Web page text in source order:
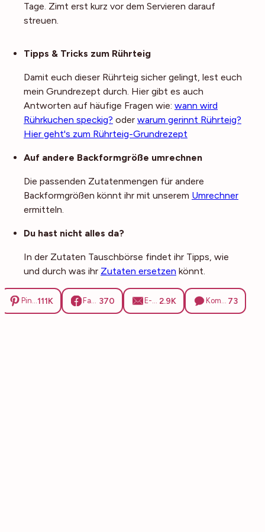
Tage. Zimt erst kurz vor dem Servieren darauf
streuen.
Tipps & Tricks zum Rührteig
Damit euch dieser Rührteig sicher gelingt, lest euch
mein Grundrezept durch. Hier gibt es auch
Antworten auf häufige Fragen wie: wann wird
Rührkuchen speckig? oder warum gerinnt Rührteig?
Hier geht's zum Rührteig-Grundrezept
Auf andere Backformgröße umrechnen
Die passenden Zutatenmengen für andere
Backformgrößen könnt ihr mit unserem Umrechner
ermitteln.
Du hast nicht alles da?
In der Zutaten Tauschbörse findet ihr Tipps, wie
und durch was ihr Zutaten ersetzen könnt.
Pinterest111K Facebook 370 E-Mail 2.9K Kommentare 73